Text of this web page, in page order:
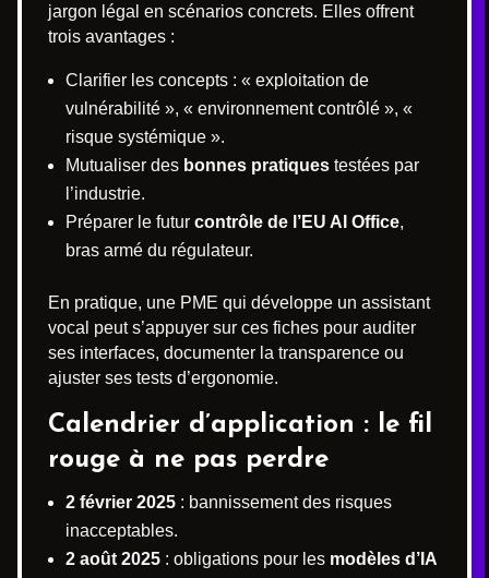
jargon légal en scénarios concrets. Elles offrent
trois avantages :
Clarifier les concepts : « exploitation de
vulnérabilité », « environnement contrôlé », «
risque systémique ».
Mutualiser des bonnes pratiques testées par
l’industrie.
Préparer le futur contrôle de l’EU AI Office,
bras armé du régulateur.
En pratique, une PME qui développe un assistant
vocal peut s’appuyer sur ces fiches pour auditer
ses interfaces, documenter la transparence ou
ajuster ses tests d’ergonomie.
Calendrier d’application : le fil
rouge à ne pas perdre
2 février 2025 : bannissement des risques
inacceptables.
2 août 2025 : obligations pour les modèles d’IA